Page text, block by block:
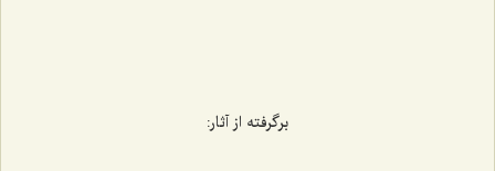
برگرفته از آثار: